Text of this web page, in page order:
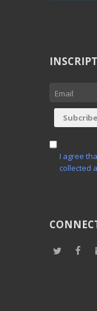
I agree
collected